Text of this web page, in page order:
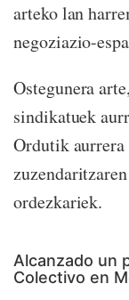
arteko lan
negoziazio-
Ostegunera
sindikatuek
Ordutik
ordezkariek.
Alcanzado un
Colectivo en